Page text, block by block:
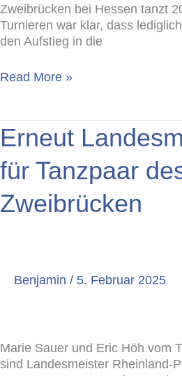
Zweibrücken bei Hessen tanzt
Turnieren war klar, dass
den Aufstieg in die
Read More »
Erneut
für Tanzpaar
Zweibrücken
Benjamin / 5. Februar 2025
Marie Sauer und Eric Höh vom
sind Landesmeister Rheinland-
Erneut
Landesmeistertitel
für
Tanzpaar
des
TC